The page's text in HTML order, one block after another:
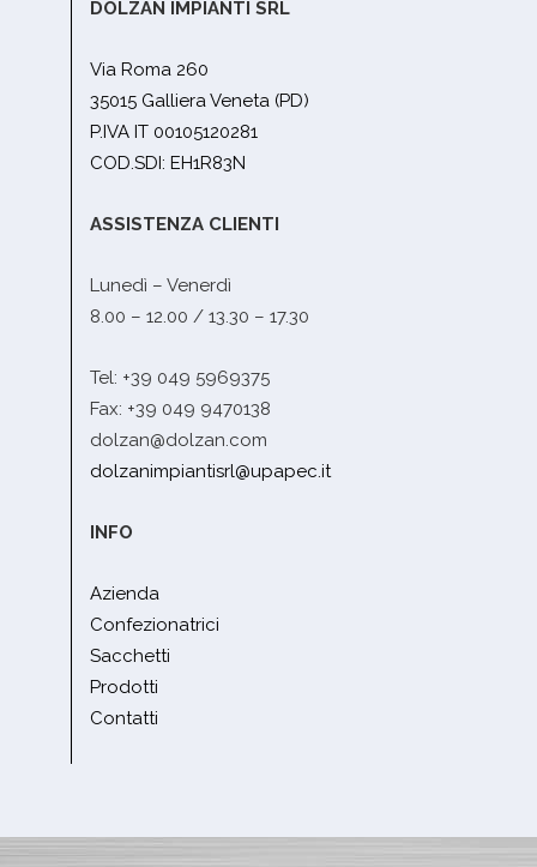
DOLZAN IMPIANTI SRL
Via Roma 260
35015 Galliera Veneta (PD)
P.IVA IT 00105120281
COD.SDI: EH1R83N
ASSISTENZA CLIENTI
Lunedì – Venerdì
8.00 – 12.00 / 13.30 – 17.30
Tel: +39 049 5969375
Fax: +39 049 9470138
dolzan@dolzan.com
dolzanimpiantisrl@upapec.it
INFO
Azienda
Confezionatrici
Sacchetti
Prodotti
Contatti